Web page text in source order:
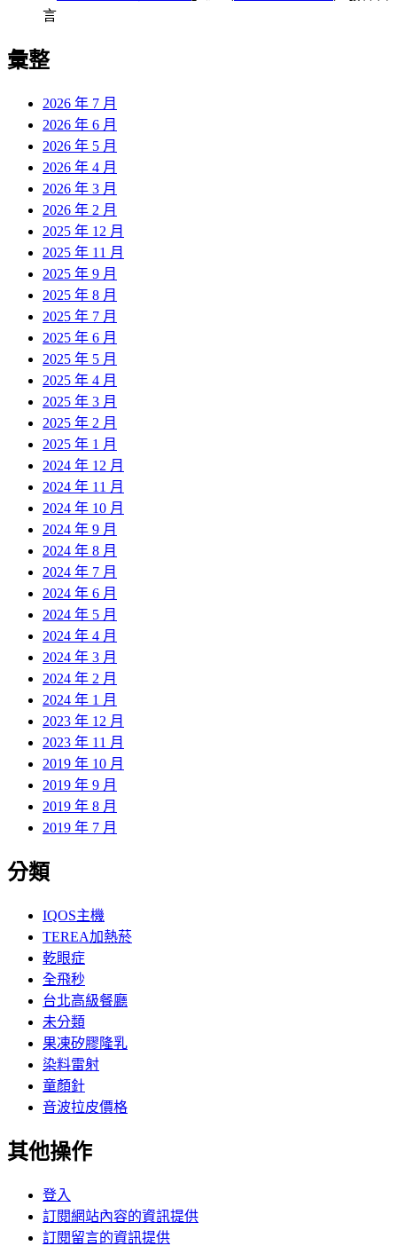
言
彙整
2026 年 7 月
2026 年 6 月
2026 年 5 月
2026 年 4 月
2026 年 3 月
2026 年 2 月
2025 年 12 月
2025 年 11 月
2025 年 9 月
2025 年 8 月
2025 年 7 月
2025 年 6 月
2025 年 5 月
2025 年 4 月
2025 年 3 月
2025 年 2 月
2025 年 1 月
2024 年 12 月
2024 年 11 月
2024 年 10 月
2024 年 9 月
2024 年 8 月
2024 年 7 月
2024 年 6 月
2024 年 5 月
2024 年 4 月
2024 年 3 月
2024 年 2 月
2024 年 1 月
2023 年 12 月
2023 年 11 月
2019 年 10 月
2019 年 9 月
2019 年 8 月
2019 年 7 月
分類
IQOS主機
TEREA加熱菸
乾眼症
全飛秒
台北高級餐廳
未分類
果凍矽膠隆乳
染料雷射
童顏針
音波拉皮價格
其他操作
登入
訂閱網站內容的資訊提供
訂閱留言的資訊提供